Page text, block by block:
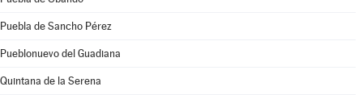
Puebla de Sancho Pérez
Pueblonuevo del Guadiana
Quintana de la Serena